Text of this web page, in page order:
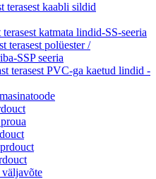
terasest kaabli sildid
terasest katmata lindid-SS-seeria
terasest polüester /
SSP seeria
terasest PVC-ga kaetud lindid -